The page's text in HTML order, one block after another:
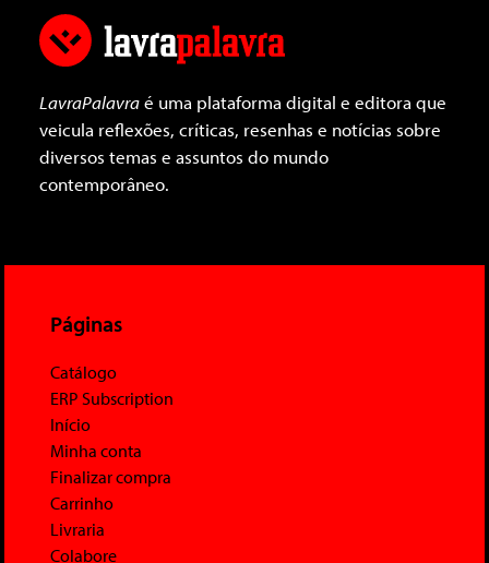
LavraPalavraé uma plataforma digital e editora que
veicula reflexões, críticas, resenhas e notícias sobre
diversos temas e assuntos do mundo
contemporâneo.
Páginas
Catálogo
ERP Subscription
Início
Minha conta
Finalizar compra
Carrinho
Livraria
Colabore